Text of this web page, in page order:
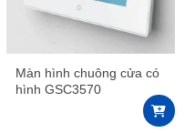
Màn hình chuông cửa có
hình GSC3570